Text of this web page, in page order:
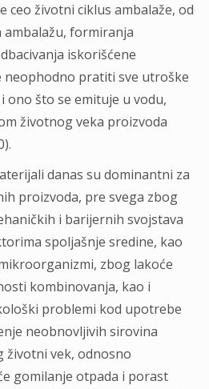
ceo životni ciklus ambalaže, od
formiranja
iskorišćene
neophodno pratiti sve utroške
ono što se emituje u vodu,
životnog veka proizvoda
danas su dominantni za
proizvoda, pre svega zbog
i barijernih svojstava
spoljašnje sredine, kao
zbog lakoće
kombinovanja, kao i
problemi kod upotrebe
neobnovljivih sirovina
životni vek, odnosno
gomilanje otpada i porast